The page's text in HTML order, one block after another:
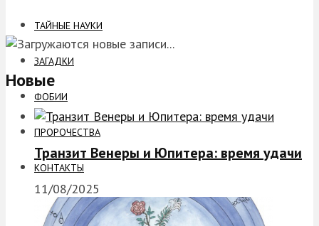
ТАЙНЫЕ НАУКИ
ЗАГАДКИ
ФОБИИ
ПРОРОЧЕСТВА
КОНТАКТЫ
Новые
Транзит Венеры и Юпитера: время удачи
11/08/2025